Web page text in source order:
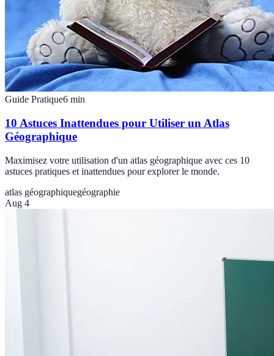
Guide Pratique6 min
10 Astuces Inattendues pour Utiliser un Atlas
Géographique
Maximisez votre utilisation d'un atlas géographique avec ces 10
astuces pratiques et inattendues pour explorer le monde.
atlas géographiquegéographie
Aug 4